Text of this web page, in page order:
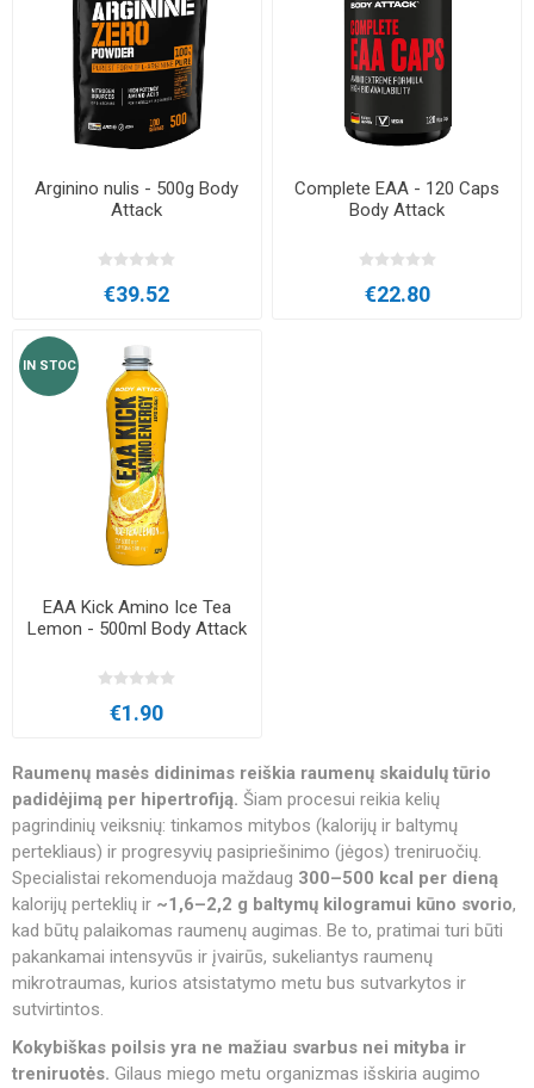
Raumenų masės didinimas reiškia raumenų skaidulų tūrio
padidėjimą per hipertrofiją. Šiam procesui reikia kelių
pagrindinių veiksnių: tinkamos mitybos (kalorijų ir baltymų
pertekliaus) ir progresyvių pasipriešinimo (jėgos) treniruočių.
Specialistai rekomenduoja maždaug 300–500 kcal per dieną
kalorijų perteklių ir ~1,6–2,2 g baltymų kilogramui kūno svorio,
kad būtų palaikomas raumenų augimas. Be to, pratimai turi būti
pakankamai intensyvūs ir įvairūs, sukeliantys raumenų
mikrotraumas, kurios atsistatymo metu bus sutvarkytos ir
sutvirtintos.
Kokybiškas poilsis yra ne mažiau svarbus nei mityba ir
treniruotės. Gilaus miego metu organizmas išskiria augimo
Arginino nulis - 500g Body
Attack
€39.52
Complete EAA - 120 Caps
Body Attack
€22.80
IN STOC
EAA Kick Amino Ice Tea
Lemon - 500ml Body Attack
€1.90